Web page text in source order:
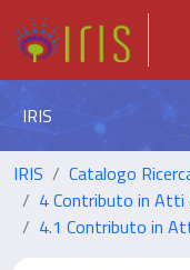
IRIS
IRIS
Catalogo
4 Contributo in Atti
4.1 Contributo in